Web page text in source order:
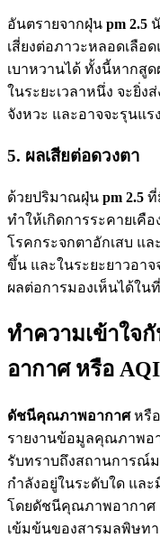
อันตรายจากฝุ่น pm 2.5
เสี่ยงต่อภาวะหลอดเลือ
เบาหวานได้ ทั้งนี้หากสู
ในระยะเวลาหนึ่ง จะยิ่ง
จังหวะ และอาจจะรุนแ
5. ผลเสียต่อดวงตา
ด้วยปริมาณฝุ่น pm 2.5 ที่
ทำให้เกิดการระคายเคื
โรคกระจกตาอักเสบ แล
ขึ้น และในระยะยาวอา
ผลต่อการมองเห็นได้ใน
ทำความเข้าใ
อากาศ หรือ
ดัชนีคุณภาพอากาศหรือ
รายงานข้อมูลคุณภาพอ
รับทราบถึงสถานการณ์
กำลังอยู่ในระดับใด แล
โดยดัชนีคุณภาพอากาศ
เข้มข้นของสารมลพิษท